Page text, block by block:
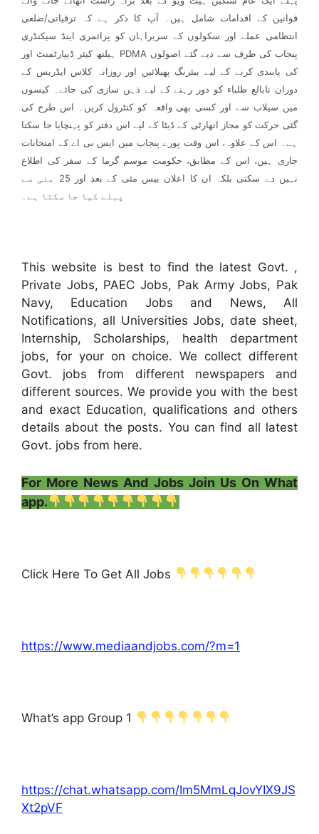
قوانین کے اقدامات شامل ہیں۔ آپ کا ذکر ہے کہ ترقیاتی/ضلعی
انتظامی عملے اور سکولوں کے سربراہان کو پرائمری اینڈ سیکنڈری
ہیلتھ کیئر ڈیپارٹمنٹ اور PDMA پنجاب کی طرف سے دیے گئے اصولوں
کی پابندی کرنے کے لیے بیئرنگ پھیلائیں اور روزانہ کلاس ایڈریس کے
دوران نابالغ طلباء کو دور رہنے کے لیے ذہن سازی کی جائے۔ کیسوں
میں سیلاب سے اور کسی بھی واقعہ کو کنٹرول کریں۔ اس طرح کی
گئی حرکت کو مجاز اتھارٹی کے ڈیٹا کے لیے اس دفتر کو پہنچایا جا سکتا
ہے۔ اس کے علاوہ، اس وقت پورے پنجاب میں ایس بی اے کے امتحانات
جاری ہیں، اس کے مطابق، حکومت موسم گرما کے سفر کی اطلاع
نہیں دے سکتی بلکہ ان کا اعلان بیس مئی کے بعد اور 25 مئی سے
پہلے کیا جا سکتا ہے۔
This website is best to find the latest Govt. ,
Private Jobs, PAEC Jobs, Pak Army Jobs, Pak
Navy, Education Jobs and News, All
Notifications, all Universities Jobs, date sheet,
Internship, Scholarships, health department
jobs, for your on choice. We collect different
Govt. jobs from different newspapers and
different sources. We provide you with the best
and exact Education, qualifications and others
details about the posts. You can find all latest
Govt. jobs from here.
For More News And Jobs Join Us On What
app.
Click Here To Get All Jobs
https://www.mediaandjobs.com/?m=1
What’s app Group 1
https://chat.whatsapp.com/Im5MmLqJovYIX9JS
Xt2pVF